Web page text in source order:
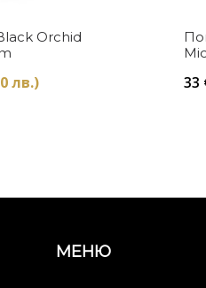
Купи
Orchid
лв.) 33
МЕНЮ